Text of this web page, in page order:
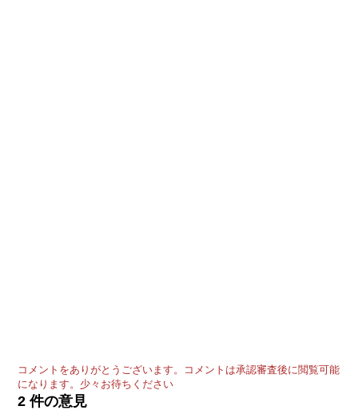
コメントをありがとうございます。コメントは承認審査後に閲覧可能
になります。少々お待ちください
2 件の意見